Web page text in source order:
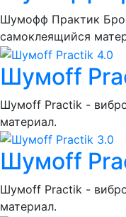
Шумoфф Практик
самоклеящийся
Шумoff
Шумоff Practik -
материал.
Шумoff
Шумоff Practik -
материал.